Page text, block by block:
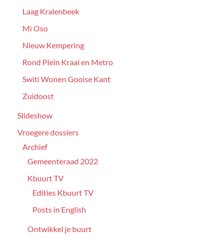
Laag Kralenbeek
Mi Oso
Nieuw Kempering
Rond Plein Kraai en Metro
Switi Wonen Gooise Kant
Zuidoost
Slideshow
Vroegere dossiers
Archief
Gemeenteraad 2022
Kbuurt TV
Edities Kbuurt TV
Posts in English
Ontwikkel je buurt